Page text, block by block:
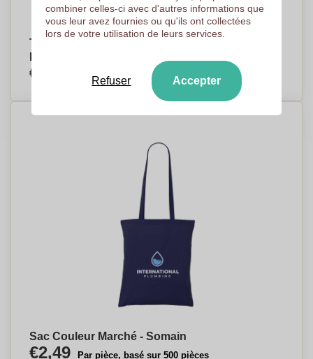
Tote bag vierge en jute à personnaliser -
€2,55 Par pièce, basé sur 500 pièces
Sac Couleur Marché - Somain
€2,49 Par pièce, basé sur 500 pièces
combiner celles-ci avec d'autres informations que
vous leur avez fournies ou qu'ils ont collectées
lors de votre utilisation de leurs services.
Refuser Accepter